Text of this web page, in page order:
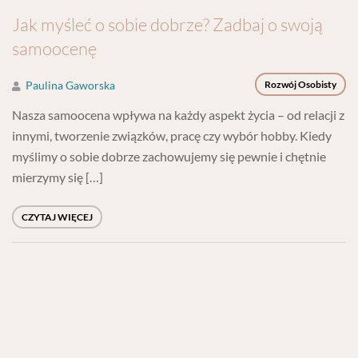
Jak myśleć o sobie dobrze? Zadbaj o swoją
samoocenę
Rozwój Osobisty
Paulina Gaworska
Nasza samoocena wpływa na każdy aspekt życia – od relacji z
innymi, tworzenie związków, pracę czy wybór hobby. Kiedy
myślimy o sobie dobrze zachowujemy się pewnie i chętnie
mierzymy się […]
CZYTAJ WIĘCEJ